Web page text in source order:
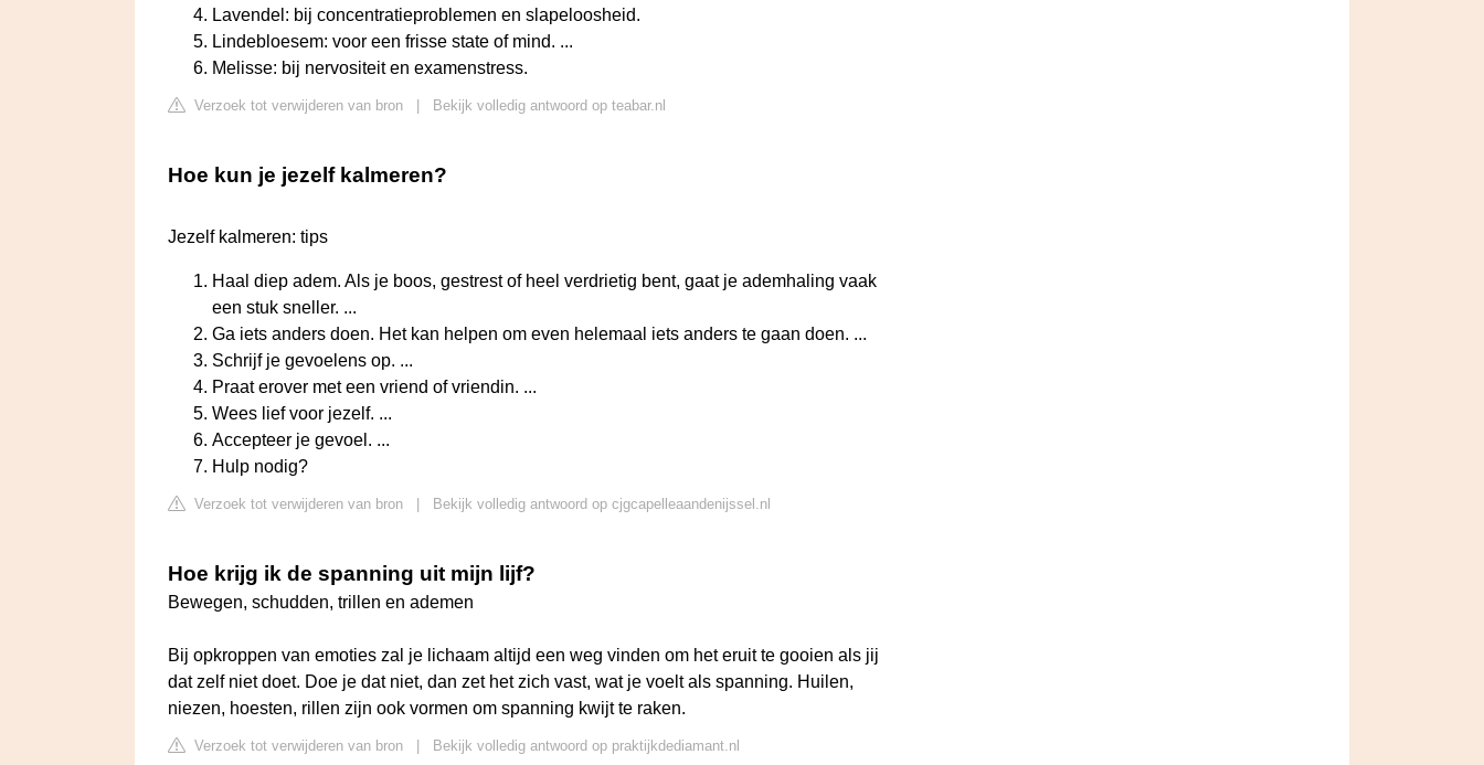
Lavendel: bij concentratieproblemen en slapeloosheid.
Lindebloesem: voor een frisse state of mind. ...
Melisse: bij nervositeit en examenstress.
Verzoek tot verwijderen van bron Bekijk volledig antwoord op teabar.nl
Hoe kun je jezelf kalmeren?
Jezelf kalmeren: tips
Haal diep adem. Als je boos, gestrest of heel verdrietig bent, gaat je ademhaling vaak
een stuk sneller. ...
Ga iets anders doen. Het kan helpen om even helemaal iets anders te gaan doen. ...
Schrijf je gevoelens op. ...
Praat erover met een vriend of vriendin. ...
Wees lief voor jezelf. ...
Accepteer je gevoel. ...
Hulp nodig?
Verzoek tot verwijderen van bron Bekijk volledig antwoord op cjgcapelleaandenijssel.nl
Hoe krijg ik de spanning uit mijn lijf?
Bewegen, schudden, trillen en ademen
Bij opkroppen van emoties zal je lichaam altijd een weg vinden om het eruit te gooien als jij
dat zelf niet doet. Doe je dat niet, dan zet het zich vast, wat je voelt als spanning. Huilen,
niezen, hoesten, rillen zijn ook vormen om spanning kwijt te raken.
Verzoek tot verwijderen van bron Bekijk volledig antwoord op praktijkdediamant.nl